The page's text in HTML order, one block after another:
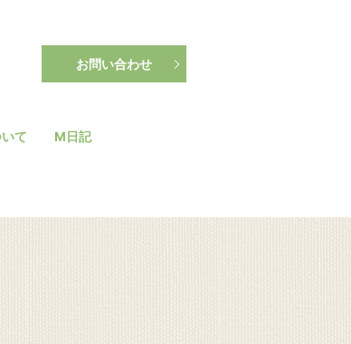
て
M日記
お問い合わせ